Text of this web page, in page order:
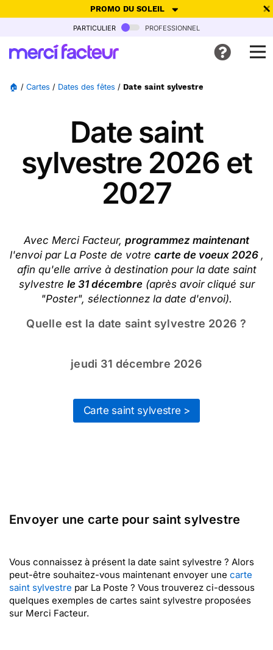
PROMO DU SOLEIL
-30% de réduction avec le code SUMMER26pour envoyer des
particulier professionnel
🏠 / Cartes / Dates des fêtes / Date saint sylvestre
Date saint
sylvestre 2026 et
2027
Avec Merci Facteur, programmez maintenant
l'envoi par La Poste de votre carte de voeux 2026 ,
afin qu'elle arrive à destination pour la date saint
sylvestre le 31 décembre(après avoir cliqué sur
"Poster", sélectionnez la date d'envoi).
Quelle est la date saint sylvestre 2026 ?
jeudi 31 décembre 2026
Carte saint sylvestre >
Envoyer une carte pour saint sylvestre
Vous connaissez à présent la date saint sylvestre ? Alors
peut-être souhaitez-vous maintenant envoyer une carte
saint sylvestre par La Poste ? Vous trouverez ci-dessous
quelques exemples de cartes saint sylvestre proposées
sur Merci Facteur.